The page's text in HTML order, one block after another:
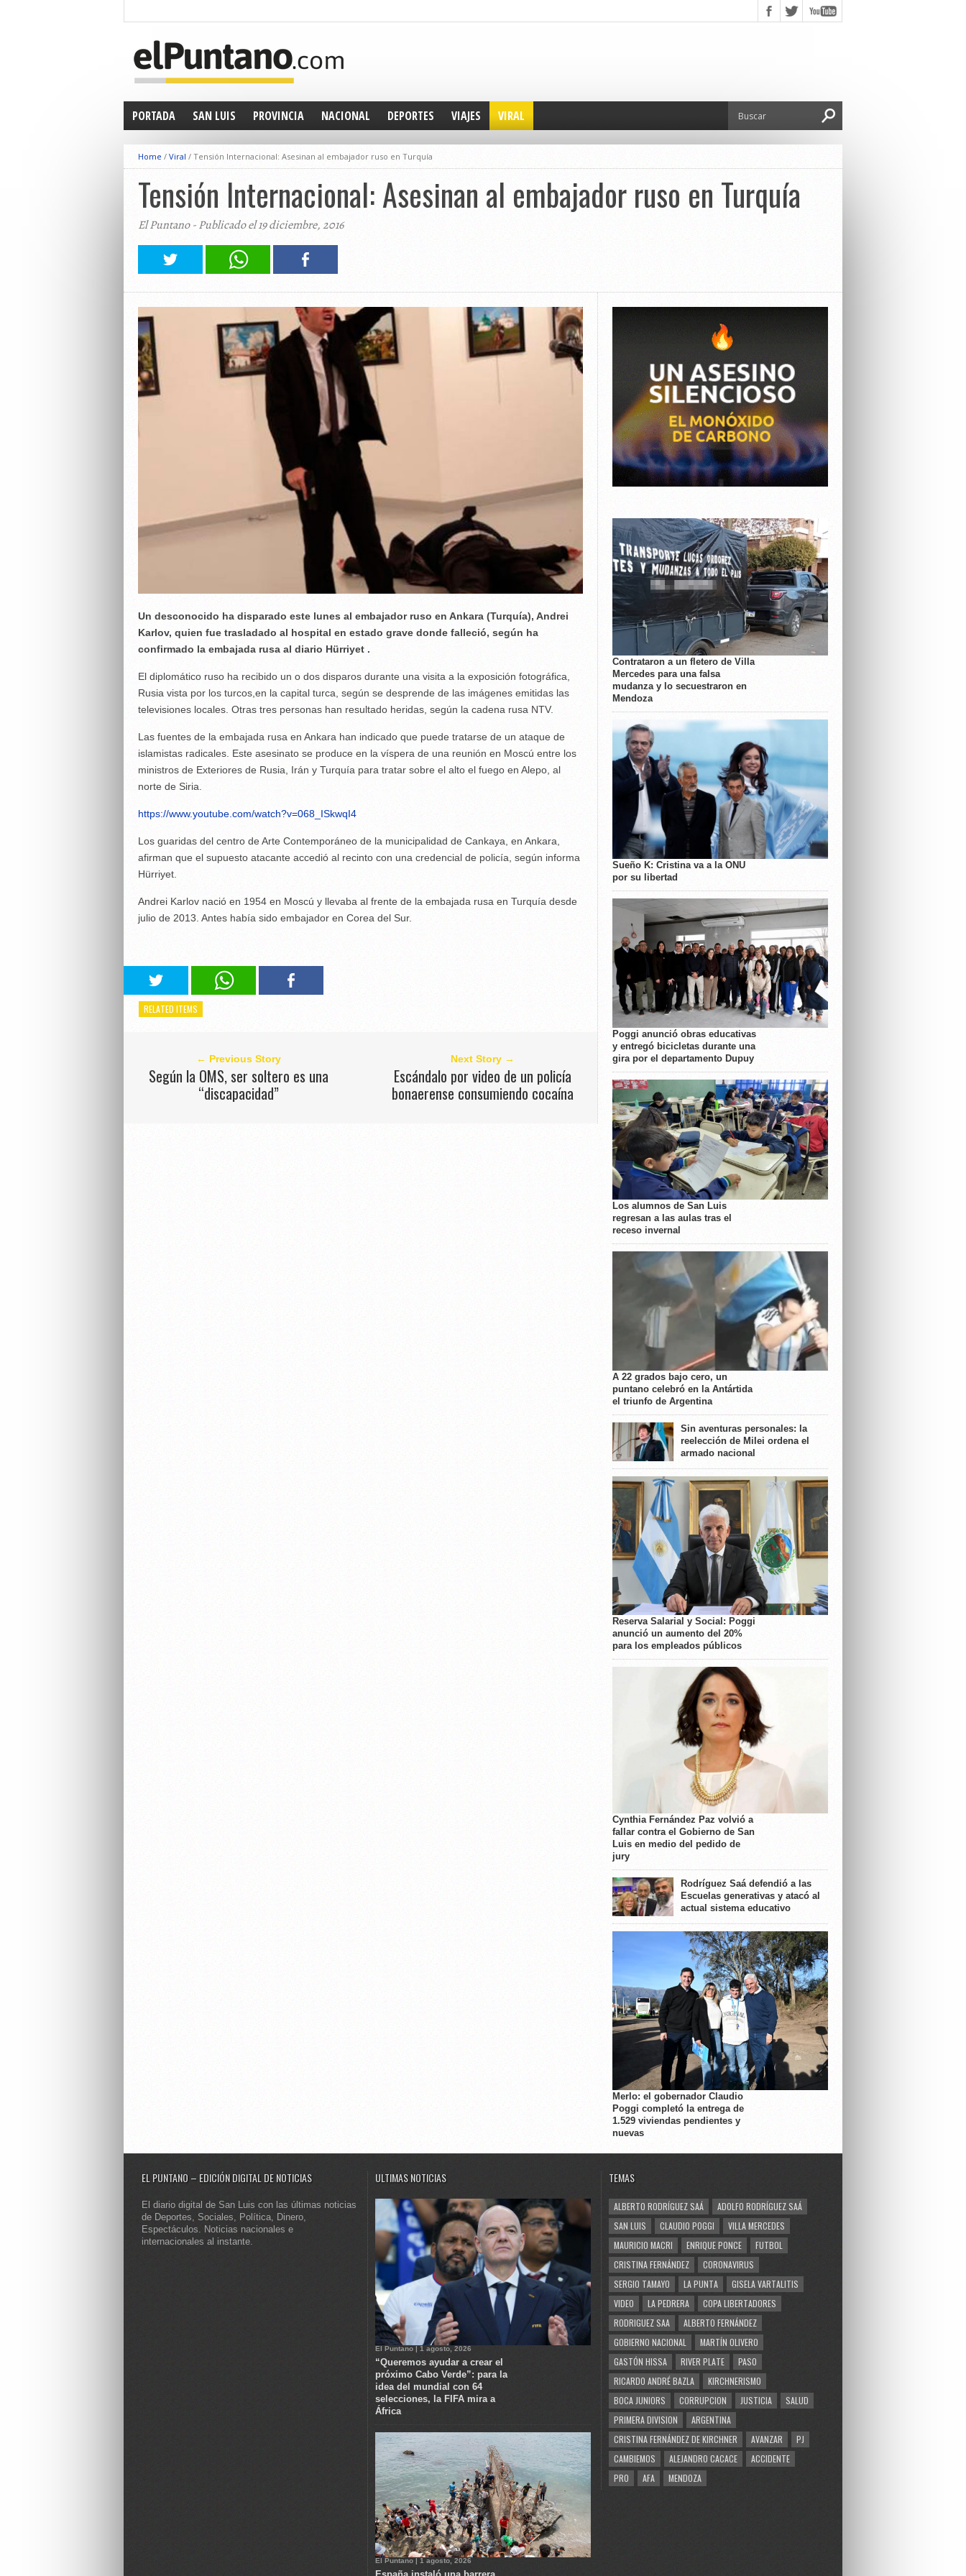
PORTADA SAN LUIS PROVINCIA NACIONAL DEPORTES VIAJES VIRAL
Home / Viral / Tensión Internacional: Asesinan al embajador ruso en Turquía
Tensión Internacional: Asesinan al embajador ruso en Turquía
El Puntano - Publicado el 19 diciembre, 2016
Un desconocido ha disparado este lunes al embajador ruso en Ankara (Turquía), Andrei
Karlov, quien fue trasladado al hospital en estado grave donde falleció, según ha
confirmado la embajada rusa al diario Hürriyet .
El diplomático ruso ha recibido un o dos disparos durante una visita a la exposición fotográfica,
Rusia vista por los turcos,en la capital turca, según se desprende de las imágenes emitidas las
televisiones locales. Otras tres personas han resultado heridas, según la cadena rusa NTV.
Las fuentes de la embajada rusa en Ankara han indicado que puede tratarse de un ataque de
islamistas radicales. Este asesinato se produce en la víspera de una reunión en Moscú entre los
ministros de Exteriores de Rusia, Irán y Turquía para tratar sobre el alto el fuego en Alepo, al
norte de Siria.
https://www.youtube.com/watch?v=068_ISkwqI4
Los guaridas del centro de Arte Contemporáneo de la municipalidad de Cankaya, en Ankara,
afirman que el supuesto atacante accedió al recinto con una credencial de policía, según informa
Hürriyet.
Andrei Karlov nació en 1954 en Moscú y llevaba al frente de la embajada rusa en Turquía desde
julio de 2013. Antes había sido embajador en Corea del Sur.
RELATED ITEMS
← Previous Story
Según la OMS, ser soltero es una
“discapacidad”
Next Story →
Escándalo por video de un policía
bonaerense consumiendo cocaína
Contrataron a un fletero de Villa
Mercedes para una falsa
mudanza y lo secuestraron en
Mendoza
Sueño K: Cristina va a la ONU
por su libertad
Poggi anunció obras educativas
y entregó bicicletas durante una
gira por el departamento Dupuy
Los alumnos de San Luis
regresan a las aulas tras el
receso invernal
A 22 grados bajo cero, un
puntano celebró en la Antártida
el triunfo de Argentina
Sin aventuras personales: la
reelección de Milei ordena el
armado nacional
Reserva Salarial y Social: Poggi
anunció un aumento del 20%
para los empleados públicos
Cynthia Fernández Paz volvió a
fallar contra el Gobierno de San
Luis en medio del pedido de
jury
Rodríguez Saá defendió a las
Escuelas generativas y atacó al
actual sistema educativo
Merlo: el gobernador Claudio
Poggi completó la entrega de
1.529 viviendas pendientes y
nuevas
EL PUNTANO – EDICIÓN DIGITAL DE NOTICIAS
El diario digital de San Luis con las últimas noticias
de Deportes, Sociales, Política, Dinero,
Espectáculos. Noticias nacionales e
internacionales al instante.
ULTIMAS NOTICIAS
El Puntano | 1 agosto, 2026
“Queremos ayudar a crear el
próximo Cabo Verde”: para la
idea del mundial con 64
selecciones, la FIFA mira a
África
El Puntano | 1 agosto, 2026
TEMAS
ALBERTO RODRÍGUEZ SAÁ
ADOLFO RODRÍGUEZ SAÁ
SAN LUIS
CLAUDIO POGGI
VILLA MERCEDES
MAURICIO MACRI
ENRIQUE PONCE
FUTBOL
CRISTINA FERNÁNDEZ
CORONAVIRUS
SERGIO TAMAYO
LA PUNTA
GISELA VARTALITIS
VIDEO
LA PEDRERA
COPA LIBERTADORES
RODRIGUEZ SAA
ALBERTO FERNÁNDEZ
GOBIERNO NACIONAL
MARTÍN OLIVERO
GASTÓN HISSA
RIVER PLATE
PASO
RICARDO ANDRÉ BAZLA
KIRCHNERISMO
BOCA JUNIORS
CORRUPCION JUSTICIA
SALUD
PRIMERA DIVISION
ARGENTINA
CRISTINA FERNÁNDEZ DE KIRCHNER
AVANZAR
PJ
CAMBIEMOS
ALEJANDRO CACACE
ACCIDENTE
PRO
AFA MENDOZA